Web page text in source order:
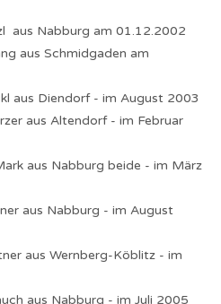
aus Nabburg am 01.12.2002
aus Schmidgaden am
aus Diendorf - im August 2003
aus Altendorf - im Februar
aus Nabburg beide - im März
aus Nabburg - im August
aus Wernberg-Köblitz - im
aus Nabburg - im Juli 2005